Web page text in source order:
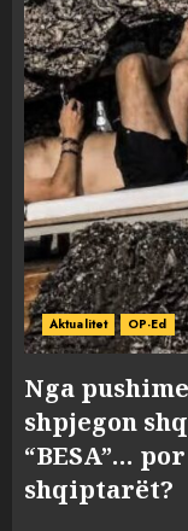
Aktualitet OP-Ed
Nga
shpjegon
“BESA”…
shqiptarët?